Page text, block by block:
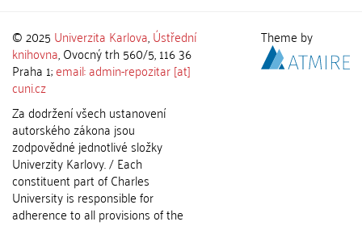
© 2025 Univerzita Karlova,Ústřední
knihovna, Ovocný trh 560/5, 116 36
Praha 1;email: admin-repozitar [at]
cuni.cz
Za dodržení všech ustanovení
autorského zákona jsou
zodpovědné jednotlivé složky
Univerzity Karlovy. / Each
constituent part of Charles
University is responsible for
adherence to all provisions of the
Theme by